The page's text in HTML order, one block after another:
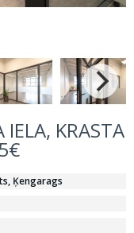
IELA, KRASTA
Ķengarags